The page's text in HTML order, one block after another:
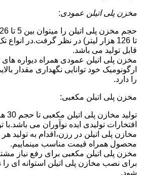
مخزن پلی اتیلن عمودی:
تا 126 هزار لیتر) در نظر گرفت.در
قابل تولید می باشد.
مخزن پلی اتیلن عمودی همراه دیواره
ارگونومیک خود توانایی نگهداری مقدار
را دارد.
مخزن پلی اتیلن مکعبی:
افتخارات تولیدی ایده نوآوران می باشد.با
مخازن پلی اتیلن در رزن،اقدام به تولید
محصول همراه قیمت مناسب مینماییم.
مخزن پلی اتیلن مکعبی برای رفع نیاز
برای نصب مخازن پلی اتیلن استوانه ای
شود.